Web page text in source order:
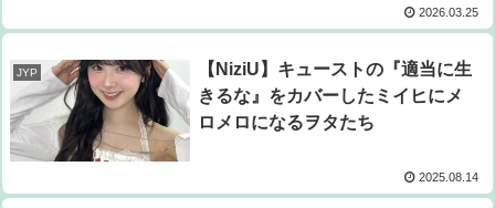
2026.03.25
JYP
【NiziU】キューストの『適当に生
きるな』をカバーしたミイヒにメ
ロメロになるヲタたち
2025.08.14